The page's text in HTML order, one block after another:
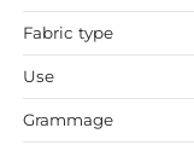
Fabric type
Use
Grammage